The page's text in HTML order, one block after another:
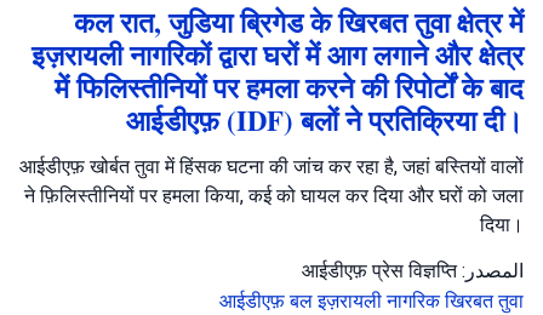
कल रात, जुडिया ब्रिगेड के खिरबत तुवा क्षेत्र में
इज़रायली नागरिकों द्वारा घरों में आग लगाने और क्षेत्र
में फिलिस्तीनियों पर हमला करने की रिपोर्टों के बाद
आईडीएफ़ (IDF) बलों ने प्रतिक्रिया दी।
आईडीएफ़ खोर्बत तुवा में हिंसक घटना की जांच कर रहा है, जहां बस्तियों वालों
ने फ़िलिस्तीनियों पर हमला किया, कई को घायल कर दिया और घरों को जला
दिया।
المصدر: आईडीएफ़ प्रेस विज्ञप्ति
आईडीएफ़ बलइज़रायली नागरिकखिरबत तुवा